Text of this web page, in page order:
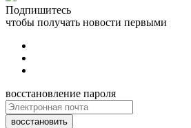
Подпишитесь
чтобы получать новости первыми
восстановление пароля
восстановить